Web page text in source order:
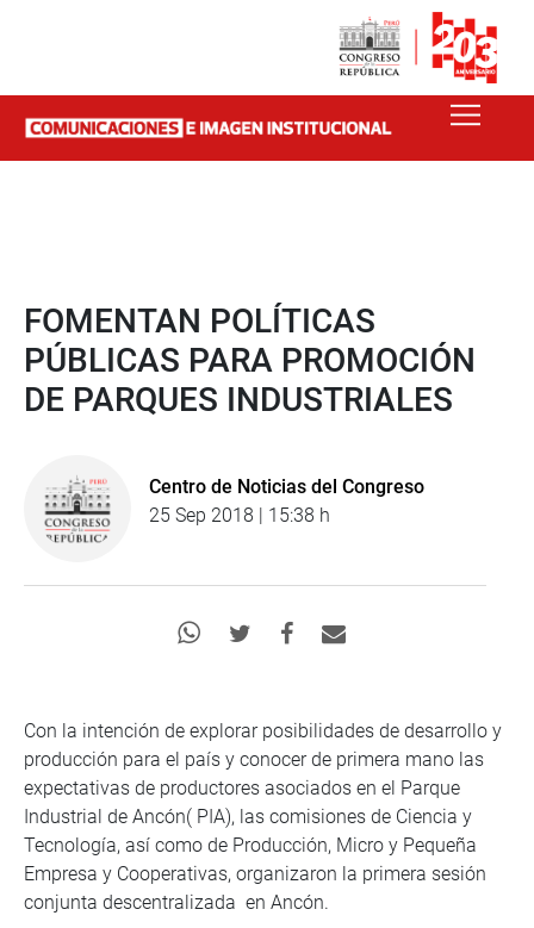
FOMENTAN POLÍTICAS
PÚBLICAS PARA PROMOCIÓN
DE PARQUES INDUSTRIALES
Centro de Noticias del Congreso
25 Sep 2018 | 15:38 h
Con la intención de explorar posibilidades de desarrollo y
producción para el país y conocer de primera mano las
expectativas de productores asociados en el Parque
Industrial de Ancón( PIA), las comisiones de Ciencia y
Tecnología, así como de Producción, Micro y Pequeña
Empresa y Cooperativas, organizaron la primera sesión
conjunta descentralizada en Ancón.